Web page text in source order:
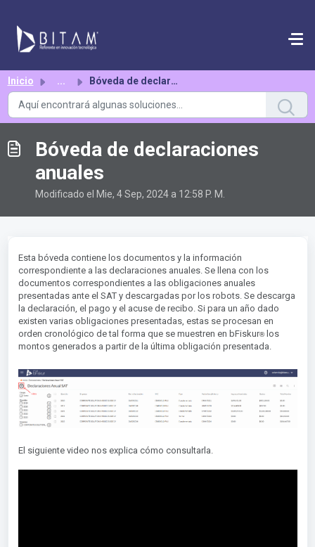
Inicio ... Bóveda de declaraciones anuales
Bóveda de declaraciones
anuales
Modificado el Mie, 4 Sep, 2024 a 12:58 P. M.
Esta bóveda contiene los documentos y la información
correspondiente a las declaraciones anuales. Se llena con los
documentos correspondientes a las obligaciones anuales
presentadas ante el SAT y descargadas por los robots. Se descarga
la declaración, el pago y el acuse de recibo. Si para un año dado
existen varias obligaciones presentadas, estas se procesan en
orden cronológico de tal forma que se muestren en bFiskur®︎los
montos generados a partir de la última obligación presentada.
El siguiente video nos explica cómo consultarla.